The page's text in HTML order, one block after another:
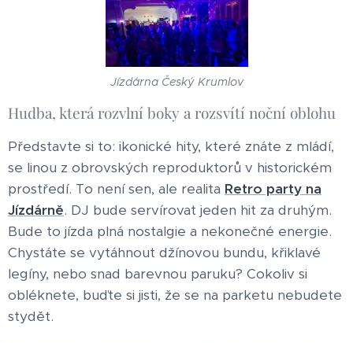
Jízdárna Český Krumlov
Hudba, která rozvlní boky a rozsvítí noční oblohu
Představte si to: ikonické hity, které znáte z mládí,
se linou z obrovských reproduktorů v historickém
prostředí. To není sen, ale realita Retro party na
Jízdárně. DJ bude servírovat jeden hit za druhým.
Bude to jízda plná nostalgie a nekonečné energie.
Chystáte se vytáhnout džínovou bundu, křiklavé
legíny, nebo snad barevnou paruku? Cokoliv si
obléknete, buďte si jisti, že se na parketu nebudete
stydět.